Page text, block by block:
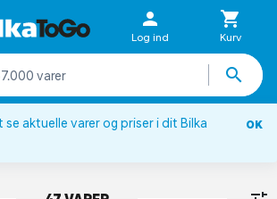
se aktuelle varer og priser i dit Bilka
OK
Log ind Kurv